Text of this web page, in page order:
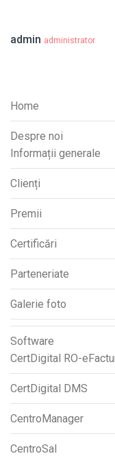
admin administrator
Home
Despre noi
Informații generale
Clienți
Premii
Certificări
Parteneriate
Galerie foto
Software
CertDigital RO-
CertDigital DMS
CentroManager
CentroSal